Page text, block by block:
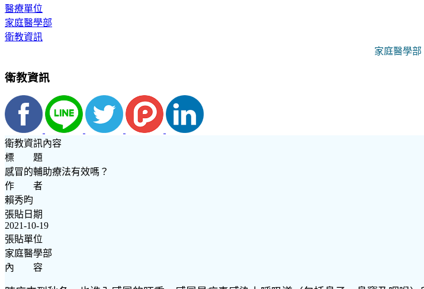
醫療單位
家庭醫學部
衛教資訊
家庭醫學部
衛教資訊
衛教資訊內容
標 題
感冒的輔助療法有效嗎？
作 者
賴秀昀
張貼日期
2021-10-19
張貼單位
家庭醫學部
內 容